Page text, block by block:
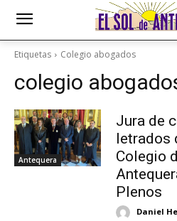
Etiquetas Colegio abogados
colegio
Antequera
Jura de
letrados
Colegio
Plenos
Daniel